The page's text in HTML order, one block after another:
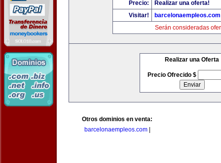
Precio:
Realizar una oferta!
Visitar!
barcelonaempleos.com
Serán consideradas
Realizar una Oferta
Precio Ofrecido $
Otros dominios en venta:
barcelonaempleos.com|